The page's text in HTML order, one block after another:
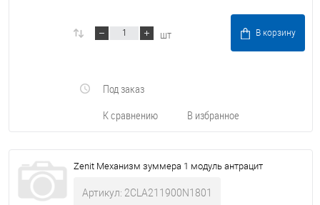
шт В корзину
К сравнению В избранное
Под заказ
Zenit Механизм зуммера 1 модуль антрацит
Артикул: 2CLA211900N1801